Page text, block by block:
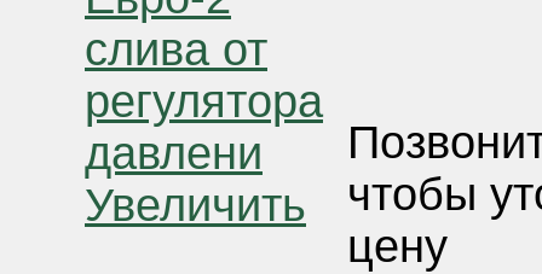
Увеличить
чтобы
цену